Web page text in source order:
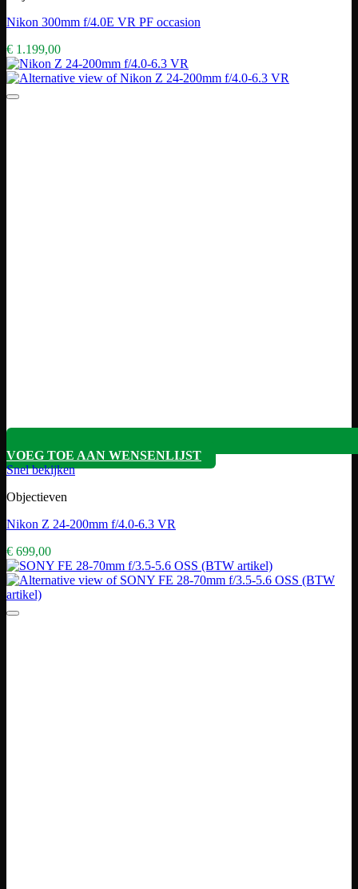
Nikon 300mm f/4.0E VR PF occasion
€ 1.199,00
VOEG TOE AAN WENSENLIJST
Snel bekijken
Objectieven
Nikon Z 24-200mm f/4.0-6.3 VR
€ 699,00